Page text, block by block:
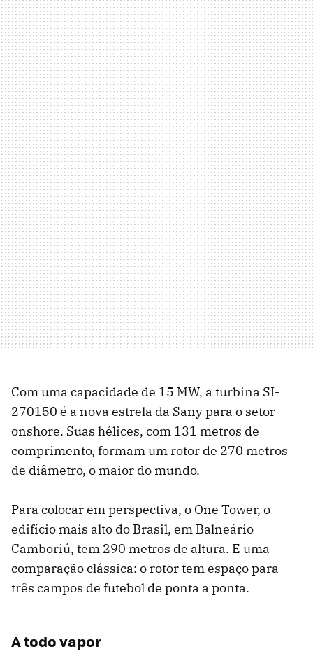
Com uma capacidade de 15 MW, a turbina SI-
270150 é a nova estrela da Sany para o setor
onshore. Suas hélices, com 131 metros de
comprimento, formam um rotor de 270 metros
de diâmetro, o maior do mundo.
Para colocar em perspectiva, o One Tower, o
edifício mais alto do Brasil, em Balneário
Camboriú, tem 290 metros de altura. E uma
comparação clássica: o rotor tem espaço para
três campos de futebol de ponta a ponta.
A todo vapor